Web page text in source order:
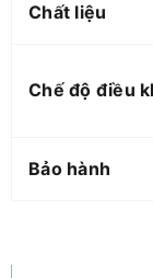
Chất liệu
Chế độ điều
Bảo hành